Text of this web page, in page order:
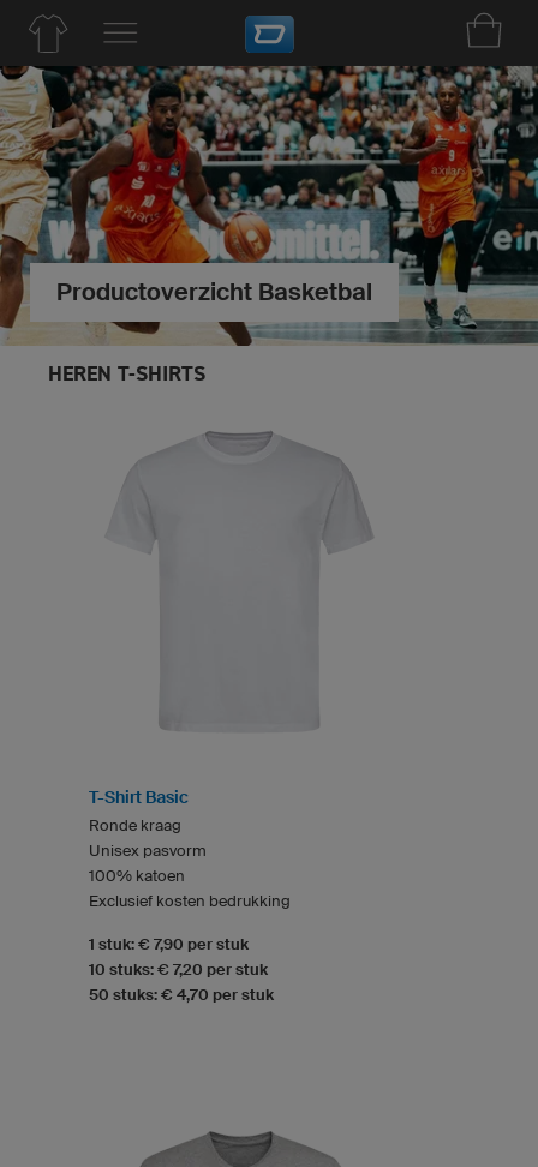
Productoverzicht Basketbal
HEREN T-SHIRTS
T-Shirt Basic
Ronde kraag
Unisex pasvorm
100% katoen
Exclusief kosten bedrukking
1 stuk: € 7,90 per stuk
10 stuks: € 7,20 per stuk
50 stuks: € 4,70 per stuk